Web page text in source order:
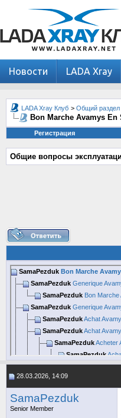
Новости LADA Xray
LADA Xray Клуб > Общий раздел
Bon Marche Avamys En
Регистрация
Общие вопросы
SamaPezduk Bon Marche
SamaPezduk Generique
SamaPezduk Bon Marche
SamaPezduk Generique
SamaPezdukAchat
SamaPezdukAchat
SamaPezdukAcheter
SamaPezduk
SamaPezduk
SamaPezduk
28.03.2026, 14:09
SamaPezduk
Senior Member